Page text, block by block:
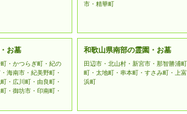
市・精華町
お墓
・かつらぎ町・紀の
海南市・紀美野町・
・広川町・由良町・
・御坊市・印南町・
和歌山県南部の霊園・お墓
田辺市・北山村・新宮市・那智勝浦
町・太地町・串本町・すさみ町・上
浜町